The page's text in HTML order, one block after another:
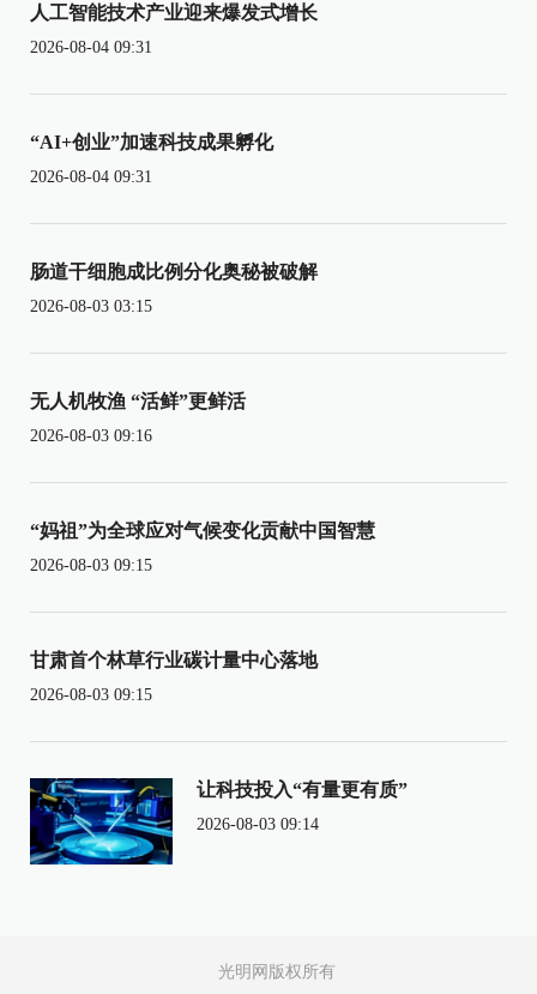
人工智能技术产业迎来爆发式增长
2026-08-04 09:31
“AI+创业”加速科技成果孵化
2026-08-04 09:31
肠道干细胞成比例分化奥秘被破解
2026-08-03 03:15
无人机牧渔 “活鲜”更鲜活
2026-08-03 09:16
“妈祖”为全球应对气候变化贡献中国智慧
2026-08-03 09:15
甘肃首个林草行业碳计量中心落地
2026-08-03 09:15
让科技投入“有量更有质”
2026-08-03 09:14
光明网版权所有